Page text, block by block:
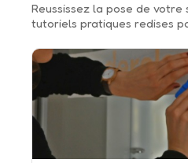
Reussissez la pose de votre
tutoriels pratiques redises